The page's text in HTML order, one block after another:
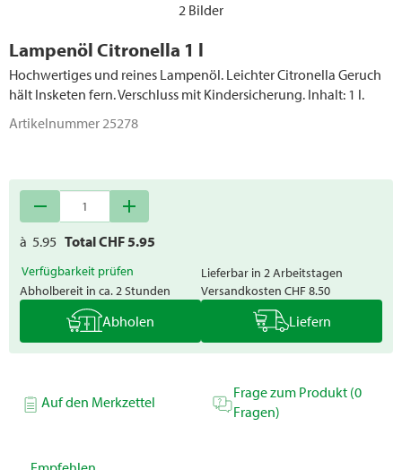
2 Bilder
Lampenöl Citronella 1 l
Hochwertiges und reines Lampenöl. Leichter Citronella Geruch
hält Insketen fern. Verschluss mit Kindersicherung. Inhalt: 1 l.
Artikelnummer25278
remove add
à 5.95 Total CHF5.95
Verfügbarkeit prüfen
Abholbereit in ca. 2 Stunden
Lieferbar in 2 Arbeitstagen
Versandkosten CHF 8.50
Abholen Liefern
Auf den Merkzettel
Frage zum Produkt (0
Fragen)